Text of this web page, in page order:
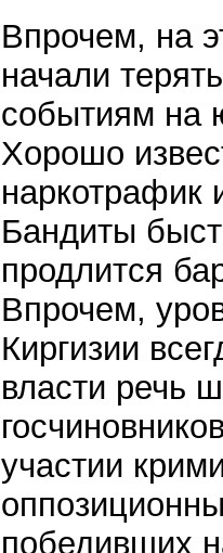
Впрочем, на
начали
событиям на
Хорошо
наркотрафик
Бандиты
продлится
Впрочем,
Киргизии
власти речь
участии
победивших